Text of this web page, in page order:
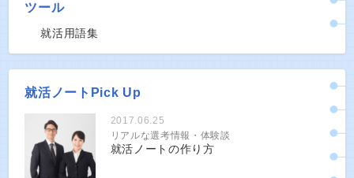
ツール
就活用語集
就活ノートPick Up
2017.06.25
リアルな選考情報・体験談
就活ノートの作り方